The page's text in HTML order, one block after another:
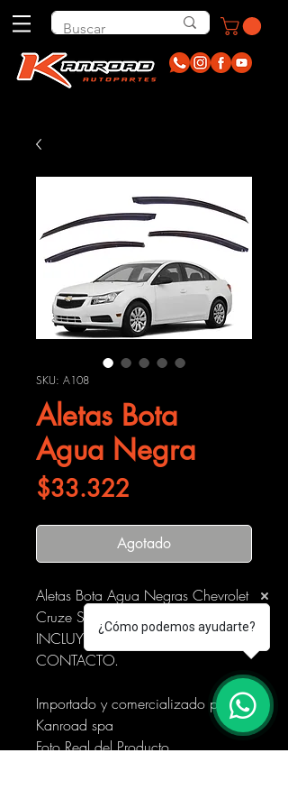
SKU: A108
Aletas Bota
Agua Negra
$33.322
Agotado
Aletas Bota Agua Negras Chevrolet
Cruze Sedan (2008-2017)
INCLUYE: CINTA DOBLE
CONTACTO.
Importado y comercializado por
Kanroad spa
Foto Real del Producto.
¿Cómo podemos ayudarte?